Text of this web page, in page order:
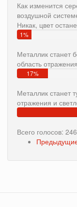
Как изменится
воздушной
Никак, цвет
1%
Металлик станет
область
17%
Металлик станет
отражения и
Всего голосов: 246